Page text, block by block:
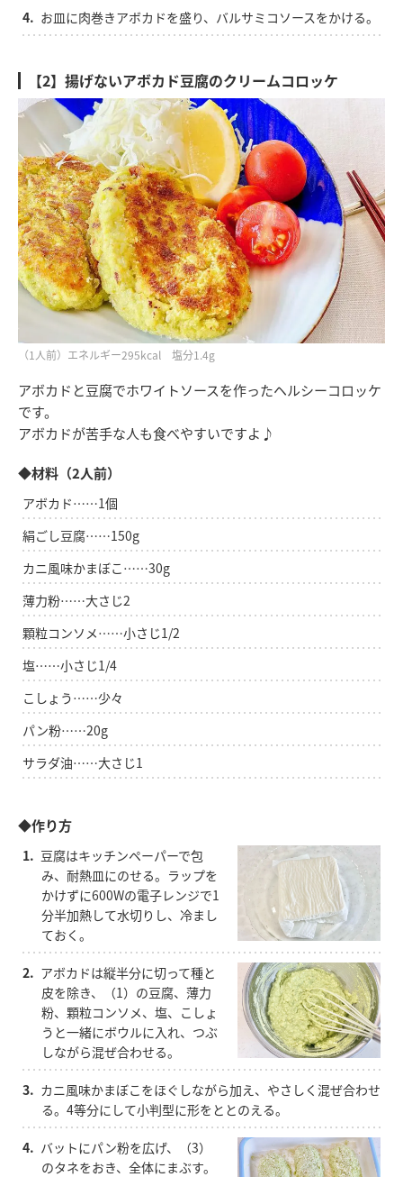
4. お皿に肉巻きアボカドを盛り、バルサミコソースをかける。
【2】揚げないアボカド豆腐のクリームコロッケ
（1人前）エネルギー295kcal 塩分1.4g
アボカドと豆腐でホワイトソースを作ったヘルシーコロッケ
です。
アボカドが苦手な人も食べやすいですよ♪
◆材料（2人前）
アボカド……1個
絹ごし豆腐……150g
カニ風味かまぼこ……30g
薄力粉……大さじ2
顆粒コンソメ……小さじ1/2
塩……小さじ1/4
こしょう……少々
パン粉……20g
サラダ油……大さじ1
◆作り方
1. 豆腐はキッチンペーパーで包
み、耐熱皿にのせる。ラップを
かけずに600Wの電子レンジで1
分半加熱して水切りし、冷まし
ておく。
2. アボカドは縦半分に切って種と
皮を除き、（1）の豆腐、薄力
粉、顆粒コンソメ、塩、こしょ
うと一緒にボウルに入れ、つぶ
しながら混ぜ合わせる。
3. カニ風味かまぼこをほぐしながら加え、やさしく混ぜ合わせ
る。4等分にして小判型に形をととのえる。
4. バットにパン粉を広げ、（3）
のタネをおき、全体にまぶす。